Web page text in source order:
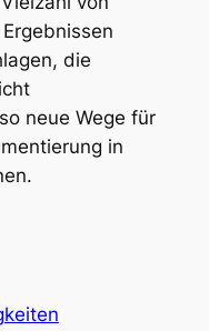
die
neue Wege für
in